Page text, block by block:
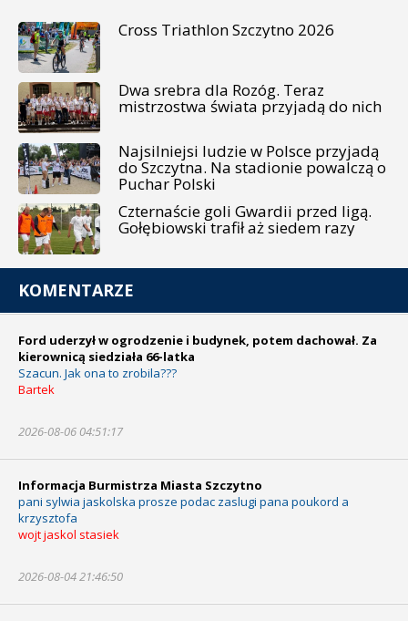
Cross Triathlon Szczytno 2026
Dwa srebra dla Rozóg. Teraz
mistrzostwa świata przyjadą do nich
Najsilniejsi ludzie w Polsce przyjadą
do Szczytna. Na stadionie powalczą o
Puchar Polski
Czternaście goli Gwardii przed ligą.
Gołębiowski trafił aż siedem razy
KOMENTARZE
Ford uderzył w ogrodzenie i budynek, potem dachował. Za
kierownicą siedziała 66-latka
Szacun. Jak ona to zrobila???
Bartek
2026-08-06 04:51:17
Informacja Burmistrza Miasta Szczytno
pani sylwia jaskolska prosze podac zaslugi pana poukord a
krzysztofa
wojt jaskol stasiek
2026-08-04 21:46:50